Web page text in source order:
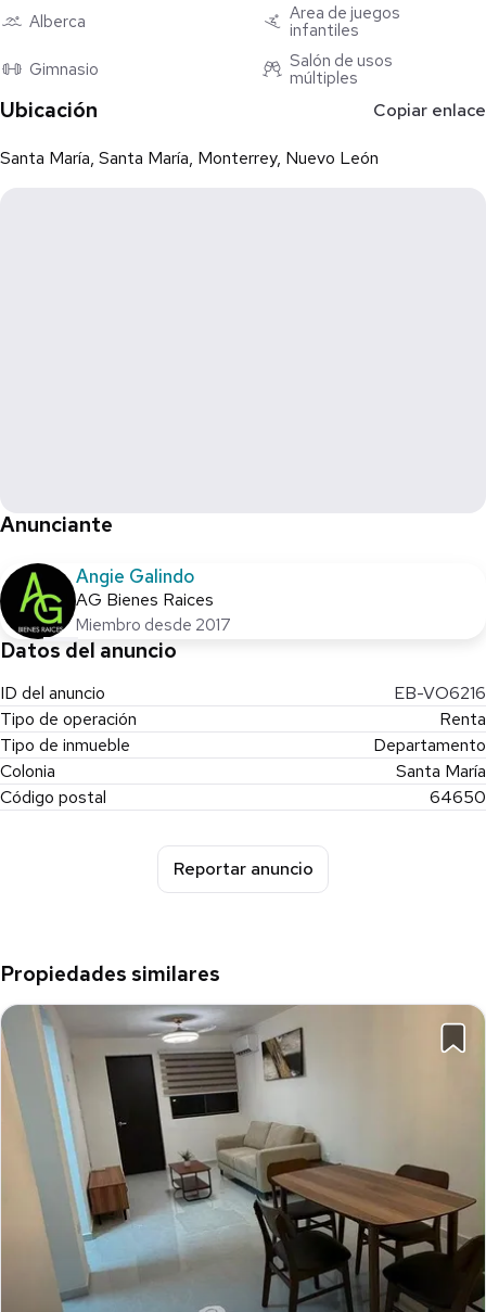
Alberca
Área de juegos
infantiles
Gimnasio
Salón de usos
múltiples
Ubicación Copiar enlace
Santa María, Santa María, Monterrey, Nuevo León
Anunciante
Angie Galindo
AG Bienes Raices
Miembro desde 2017
Datos del anuncio
ID del anuncio
EB-VO6216
Tipo de operación
Renta
Tipo de inmueble
Departamento
Colonia
Santa María
Código postal
64650
Reportar anuncio
Propiedades similares